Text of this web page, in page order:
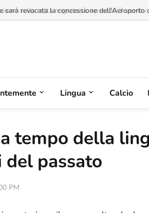
sarà revocata la concessione
Lingua Calcio
tempo della
del passato
PM